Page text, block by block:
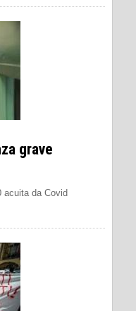
grave
acuita da Covid